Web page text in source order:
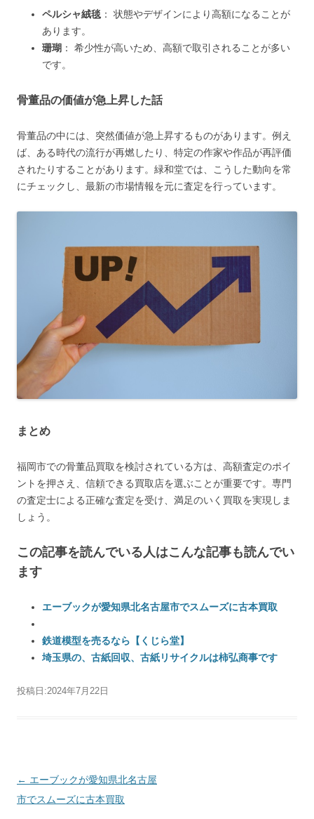
ペルシャ絨毯 ​​： 状態やデザインにより高額になることが
あります。
珊瑚 ​​： 希少性が高いため、高額で取引されることが多い
です。
骨董品の価値が急上昇した話
骨董品の中には、突然価値が急上昇するものがあります。例え
ば、ある時代の流行が再燃したり、特定の作家や作品が再評価
されたりすることがあります。緑和堂では、こうした動向を常
にチェックし、最新の市場情報を元に査定を行っています。
まとめ
福岡市での骨董品買取を検討されている方は、高額査定のポイ
ントを押さえ、信頼できる買取店を選ぶことが重要です。専門
の査定士による正確な査定を受け、満足のいく買取を実現しま
しょう。
この記事を読んでいる人はこんな記事も読んでい
ます
エーブックが愛知県北名古屋市でスムーズに古本買取
鉄道模型を売るなら【くじら堂】
埼玉県の、古紙回収、古紙リサイクルは柿弘商事です
投稿日:2024年7月22日
投稿ナビゲーション
← エーブックが愛知県北名古屋
市でスムーズに古本買取